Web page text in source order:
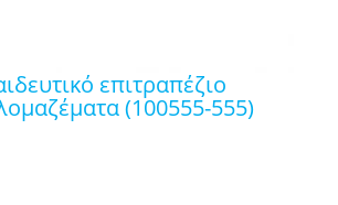
(100555-555)